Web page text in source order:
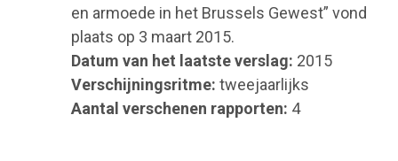
en armoede in het Brussels Gewest” vond
plaats op 3 maart 2015.
Datum van het laatste verslag: 2015
Verschijningsritme: tweejaarlijks
Aantal verschenen rapporten: 4